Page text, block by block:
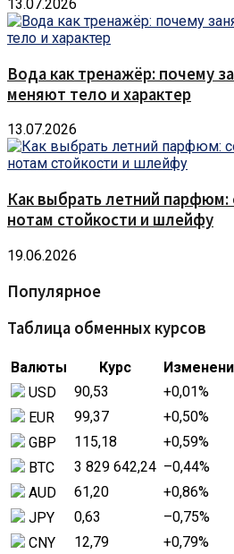
13.07.2026
Вода как тренажёр: почему
меняют тело и характер
13.07.2026
Как выбрать летний
нотам стойкости и шлейфу
19.06.2026
Популярное
Таблица обменных курсов
Валюты Курс
USD
90,53 +0,01%
EUR
99,37 +0,50%
GBP
115,18 +0,59%
BTC
3 829 642,24 –0,44%
AUD
61,20 +0,86%
JPY
0,63 –0,75%
CNY
12,79 +0,79%